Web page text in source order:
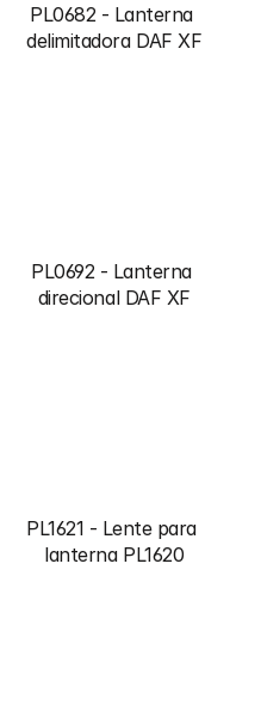
PL0682 - Lanterna
delimitadora DAF XF
PL0692 - Lanterna
direcional DAF XF
PL1621 - Lente para
lanterna PL1620